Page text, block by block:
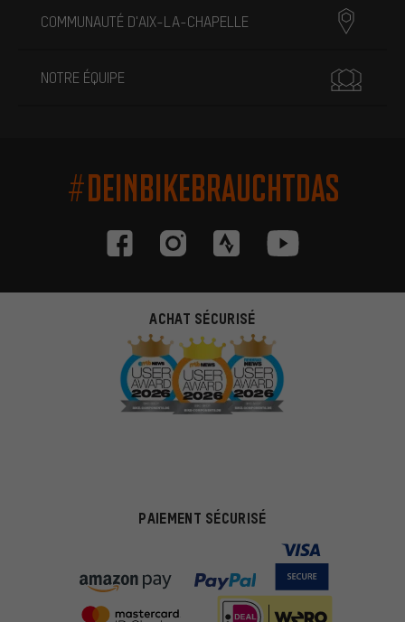
COMMUNAUTÉ D'AIX-LA-CHAPELLE
NOTRE ÉQUIPE
#DEINBIKEBRAUCHTDAS
ACHAT SÉCURISÉ
PAIEMENT SÉCURISÉ